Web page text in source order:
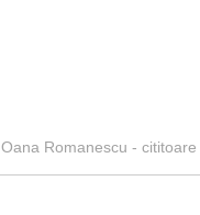
Oana Romanescu -